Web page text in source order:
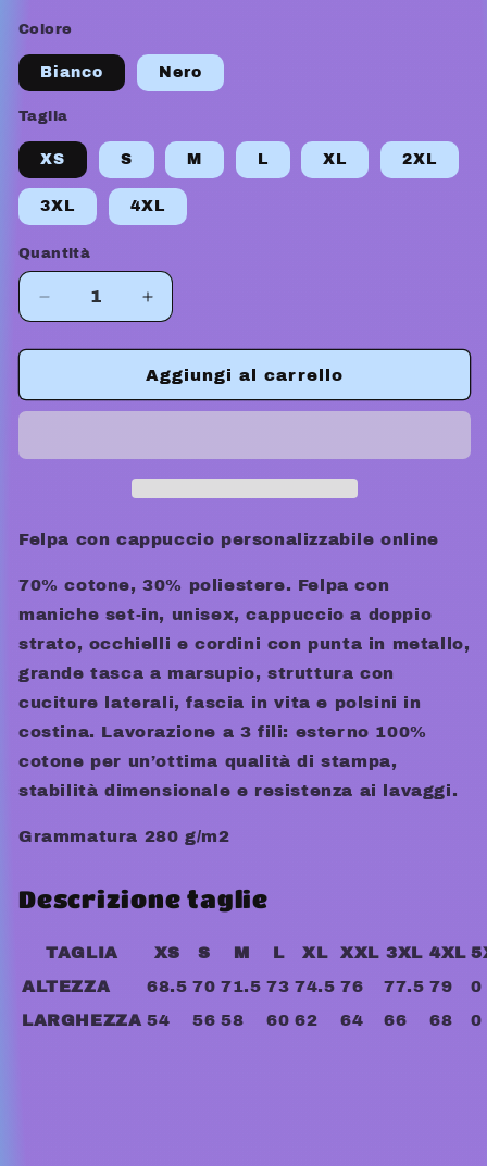
Colore
Bianco Nero
Taglia
XS S M L XL 2XL
3XL 4XL
Quantità
Diminuisci
quantità
per
PERSONALIZZABILE
Aumenta
quantità
per
HOODIE
PERSONALIZZABILE
Aggiungi al carrello
Felpa con cappuccio personalizzabile online
70% cotone, 30% poliestere. Felpa con
maniche set-in, unisex, cappuccio a doppio
strato, occhielli e cordini con punta in metallo,
grande tasca a marsupio, struttura con
cuciture laterali, fascia in vita e polsini in
costina. Lavorazione a 3 fili: esterno 100%
cotone per un’ottima qualità di stampa,
stabilità dimensionale e resistenza ai lavaggi.
Grammatura 280 g/m2
Descrizione taglie
TAGLIA XS S M L XL XXL 3XL 4XL
ALTEZZA
68.5 70 71.5 73 74.5 76 77.5 79
0
LARGHEZZA 54 56 58 60 62 64 66 68 0